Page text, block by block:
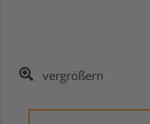
vergrößern